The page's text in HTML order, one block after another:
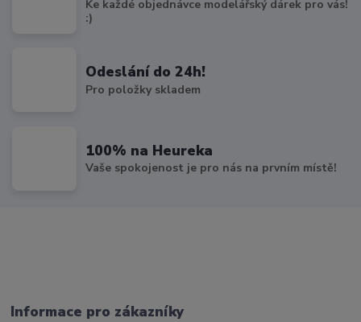
Ke každé objednávce modelářský dárek pro vás!
:)
Odeslání do 24h!
Pro položky skladem
100% na Heureka
Vaše spokojenost je pro nás na prvním místě!
Informace pro zákazníky